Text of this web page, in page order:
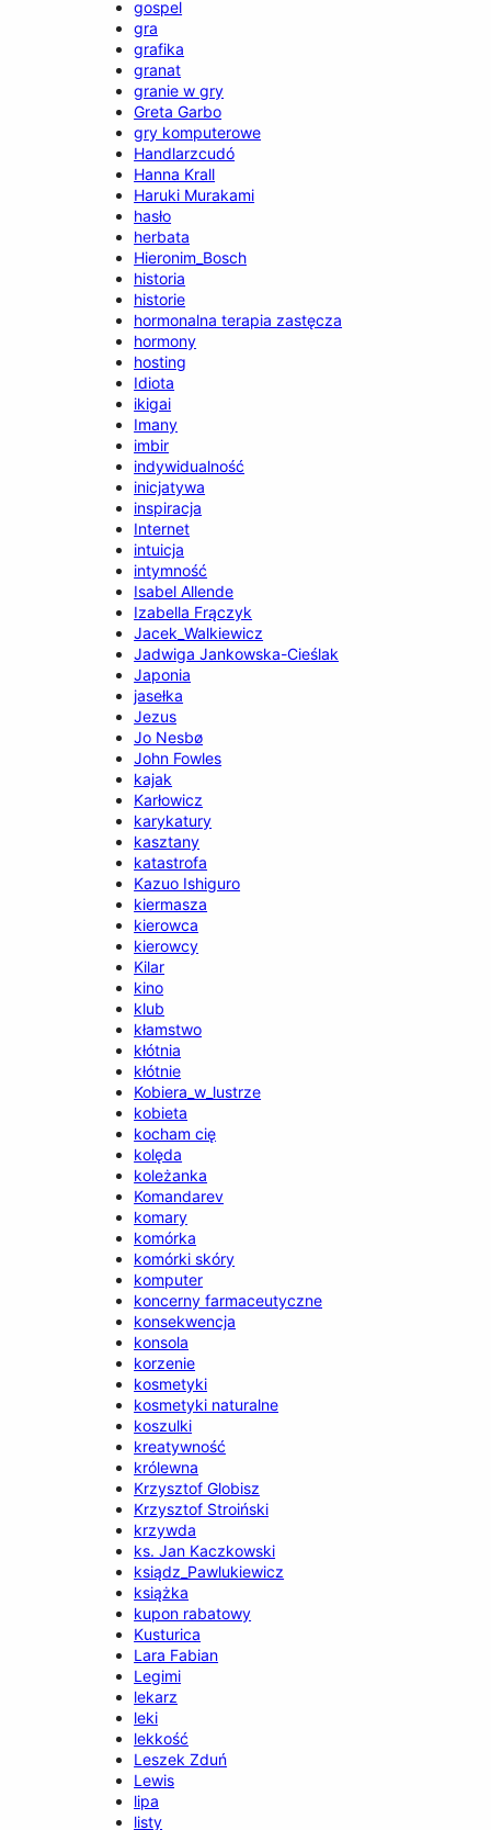
gospel
gra
grafika
granat
granie w gry
Greta Garbo
gry komputerowe
Handlarzcudó
Hanna Krall
Haruki Murakami
hasło
herbata
Hieronim_Bosch
historia
historie
hormonalna terapia zastęcza
hormony
hosting
Idiota
ikigai
Imany
imbir
indywidualność
inicjatywa
inspiracja
Internet
intuicja
intymność
Isabel Allende
Izabella Frączyk
Jacek_Walkiewicz
Jadwiga Jankowska-Cieślak
Japonia
jasełka
Jezus
Jo Nesbø
John Fowles
kajak
Karłowicz
karykatury
kasztany
katastrofa
Kazuo Ishiguro
kiermasza
kierowca
kierowcy
Kilar
kino
klub
kłamstwo
kłótnia
kłótnie
Kobiera_w_lustrze
kobieta
kocham cię
kolęda
koleżanka
Komandarev
komary
komórka
komórki skóry
komputer
koncerny farmaceutyczne
konsekwencja
konsola
korzenie
kosmetyki
kosmetyki naturalne
koszulki
kreatywność
królewna
Krzysztof Globisz
Krzysztof Stroiński
krzywda
ks. Jan Kaczkowski
ksiądz_Pawlukiewicz
książka
kupon rabatowy
Kusturica
Lara Fabian
Legimi
lekarz
leki
lekkość
Leszek Zduń
Lewis
lipa
listy